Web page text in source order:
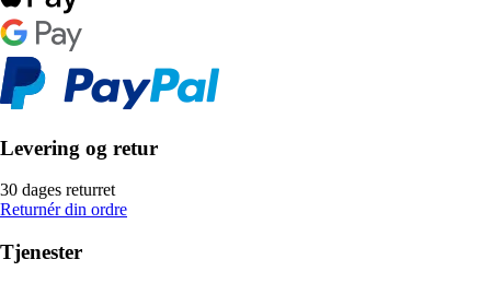
Levering og retur
30 dages returret
Returnér din ordre
Tjenester